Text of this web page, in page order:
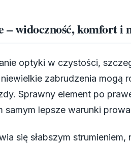
widoczność, komfort i
optyki w czystości,
zabrudzenia mogą
Sprawny element po
samym lepsze warunki
się słabszym strumieniem,